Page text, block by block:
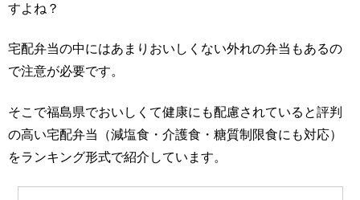
すよね？
宅配弁当の中にはあまりおいしくない外れの弁当もあるの
で注意が必要です。
そこで福島県でおいしくて健康にも配慮されていると評判
の高い宅配弁当（減塩食・介護食・糖質制限食にも対応）
をランキング形式で紹介しています。